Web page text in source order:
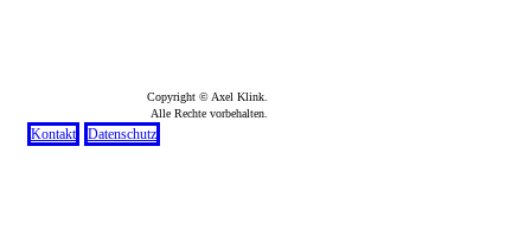
Copyright © Axel Klink.
Alle Rechte vorbehalten.
Kontakt Datenschutz